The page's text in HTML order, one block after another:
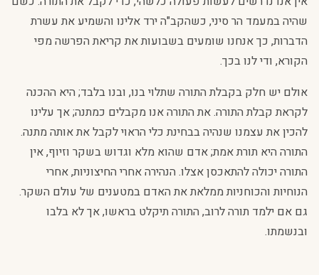
שהיה במעמד הר סיני, כשהקב"ה ירד אלינו והשמיע את עשרת
הדברות, כך אנחנו שומעים בשבועות את קריאת הפרשה מפי
הקורא, ודי לנו בכך.
אולם יש חלק בקבלת התורה שתלוי בנו, ובנו בלבד; היא ההכנה
לקראת קבלת התורה. את התורה אנו מקבלים כמתנה; אך עלינו
להכין את עצמנו שנהיה בבחינת כלי הראוי לקבל את אותה מתנה.
התורה היא תורת אמת; אדם שהוא מלא וגדוש בשקר וזיוף, אין
התורה יכולה להתאכסן אצלו. הנהירה אחרי החיצוניות, אחרי
הנוחיות והכוחניות ממלאת את האדם במטענים של עולם השקר.
גם אם ילמד תורה לרוב, התורה תיקלט בראשו, אך לא בלבו
ובנשמתו.